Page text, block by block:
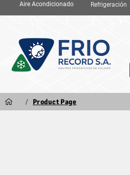
Aire Acondicionado Refrigeración
/ Product Page